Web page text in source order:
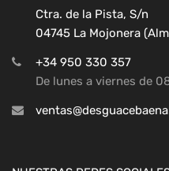
Ctra. de la Pista, S/n
04745 La Mojonera
+34 950 330 357
De lunes a viernes de